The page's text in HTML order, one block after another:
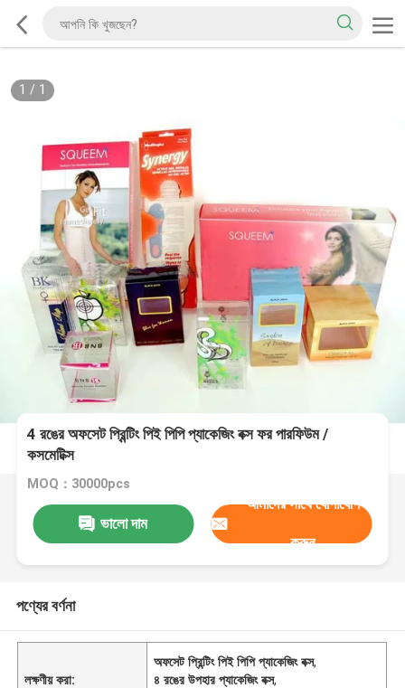
1 / 1
4 রঙের অফসেট প্রিন্টিং পিই পিপি প্যাকেজিং বক্স ফর পারফিউম /
কসমেটিক্স
MOQ：30000pcs
ভালো দাম
আমাদের সাথে যোগাযোগ
করুন
পণ্যের বর্ণনা
লক্ষণীয় করা:
অফসেট প্রিন্টিং পিই পিপি প্যাকেজিং বক্স,
৪ রঙের উপহার প্যাকেজিং বক্স,